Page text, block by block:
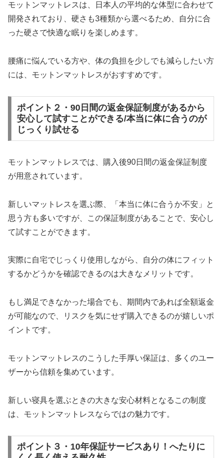
モットンマットレスは、日本人の平均的な体型に合わせて
開発されており、硬さも3種類から選べるため、自分に合
った硬さで快適な眠りを楽しめます。
腰痛に悩んでいる方や、体の負担を少しでも減らしたい方
には、モットンマットレスがおすすめです。
ポイント２・90日間の返金保証制度があるから
安心して試すことができる/本当に体に合うのが
じっくり試せる
モットンマットレスでは、購入後90日間の返金保証制度
が用意されています。
新しいマットレスを選ぶ際、「本当に体に合うか不安」と
思う方も多いですが、この保証制度があることで、安心し
て試すことができます。
実際に自宅でじっくり使用しながら、自分の体にフィット
するかどうかを確認できるのは大きなメリットです。
もし満足できなかった場合でも、期間内であれば全額返金
が可能なので、リスクを気にせず購入できるのが嬉しいポ
イントです。
モットンマットレスのこうした手厚い保証は、多くのユー
ザーから信頼を集めています。
新しい寝具を選ぶときの大きな安心材料となるこの制度
は、モットンマットレスならではの魅力です。
ポイント３・10年保証サービスあり！へたりに